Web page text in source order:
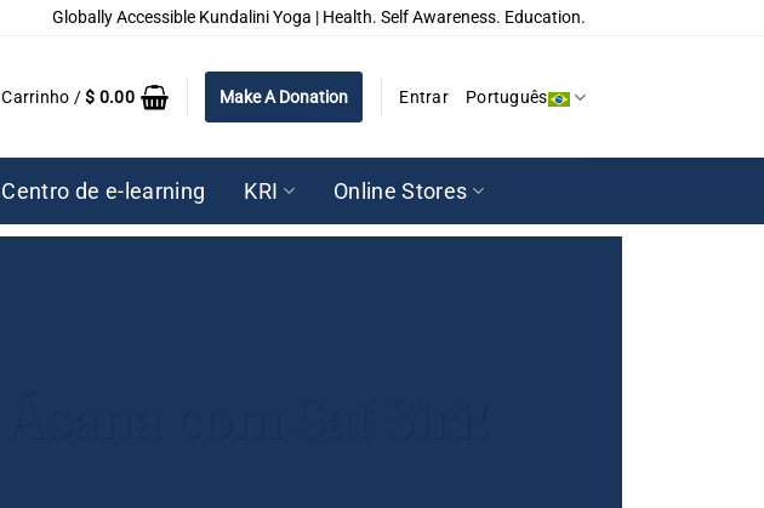
Globally Accessible Kundalini Yoga | Health. Self Awareness. Education.
Carrinho /$ 0.00 Make A Donation Entrar Português
Centro de e-learning KRI Online Stores